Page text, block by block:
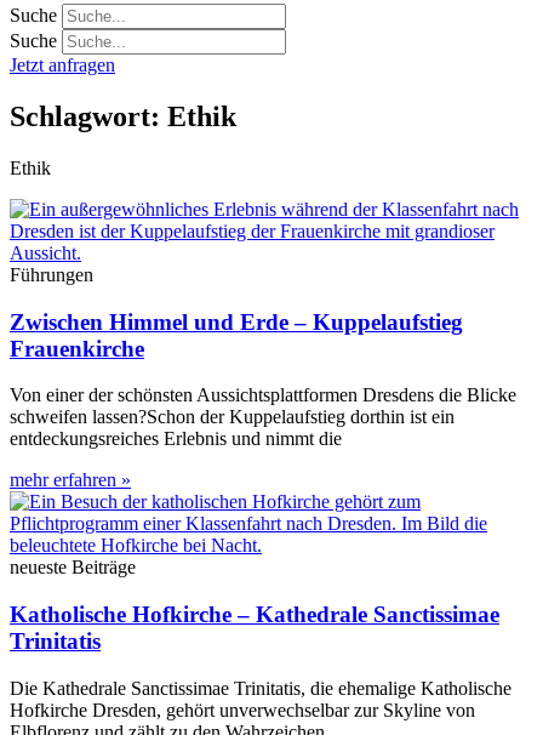
Suche
Suche
Jetzt anfragen
Schlagwort: Ethik
Ethik
Führungen
Zwischen Himmel und Erde – Kuppelaufstieg
Frauenkirche
Von einer der schönsten Aussichtsplattformen Dresdens die Blicke
schweifen lassen?Schon der Kuppelaufstieg dorthin ist ein
entdeckungsreiches Erlebnis und nimmt die
mehr erfahren »
neueste Beiträge
Katholische Hofkirche – Kathedrale Sanctissimae
Trinitatis
Die Kathedrale Sanctissimae Trinitatis, die ehemalige Katholische
Hofkirche Dresden, gehört unverwechselbar zur Skyline von